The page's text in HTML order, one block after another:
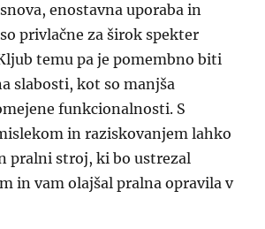
enostavna uporaba in
privlačne za širok spekter
temu pa je pomembno biti
slabosti, kot so manjša
funkcionalnosti. S
in raziskovanjem lahko
pralni stroj, ki bo ustrezal
in vam olajšal pralna opravila v